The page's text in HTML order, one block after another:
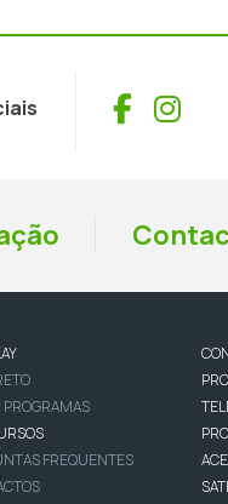
PROGRAMAS
FREQUENTES